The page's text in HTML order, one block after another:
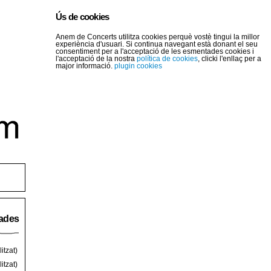
Ús de cookies
Anem de Concerts utilitza cookies perquè vostè tingui la millor
experiència d'usuari. Si continua navegant està donant el seu
consentiment per a l'acceptació de les esmentades cookies i
l'acceptació de la nostra política de cookies, clicki l'enllaç per a
major informació. plugin cookies